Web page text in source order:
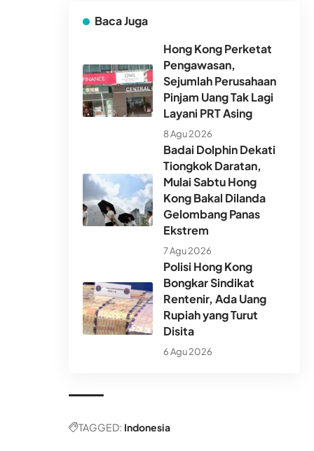
Baca Juga
Hong Kong Perketat
Pengawasan,
Sejumlah Perusahaan
Pinjam Uang Tak Lagi
Layani PRT Asing
8 Agu 2026
Badai Dolphin Dekati
Tiongkok Daratan,
Mulai Sabtu Hong
Kong Bakal Dilanda
Gelombang Panas
Ekstrem
7 Agu 2026
Polisi Hong Kong
Bongkar Sindikat
Rentenir, Ada Uang
Rupiah yang Turut
Disita
6 Agu 2026
TAGGED: Indonesia